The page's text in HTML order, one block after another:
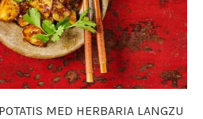
MED HERBARIA LANGZU